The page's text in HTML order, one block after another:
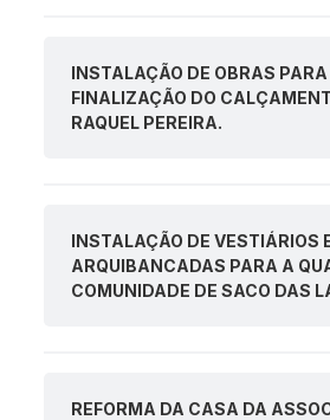
INSTALAÇÃO DE OBRAS PARA
FINALIZAÇÃO DO
RAQUEL PEREIRA.
INSTALAÇÃO DE VESTIÁRIOS
ARQUIBANCADAS PARA A
COMUNIDADE DE SACO DAS
REFORMA DA CASA DA